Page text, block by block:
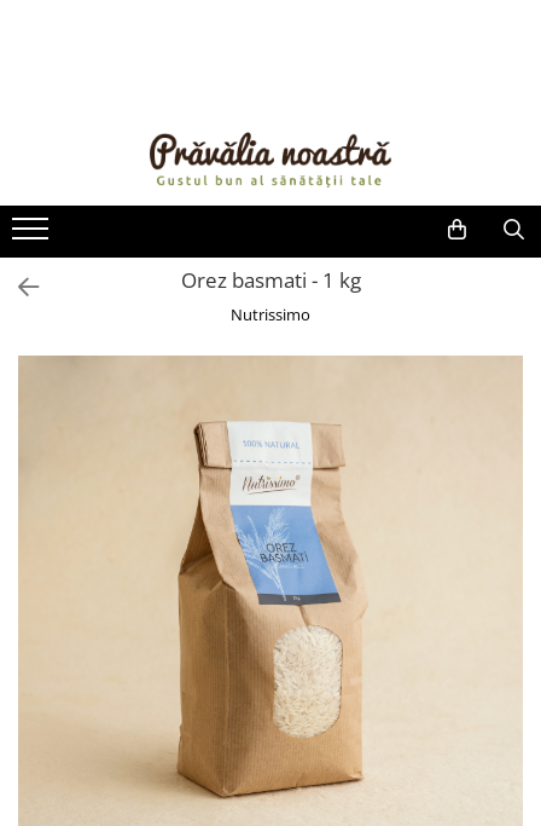
ULEIURI ȘI UNTURI
MĂSLINE
FRUCTE DESHIDRATATE
FRUCTE LA CONSERVĂ
BĂUTURI / LAPTE VEGETAL
CREME ȘI PASTE TARTINABILE
Orez basmati - 1 kg
Nutrissimo